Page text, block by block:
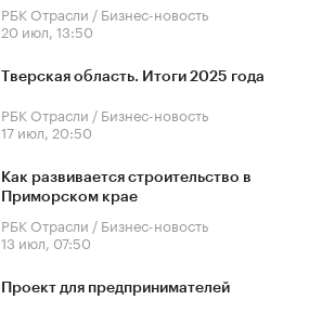
РБК Отрасли / Бизнес-новость
20 июл, 13:50
Тверская область. Итоги 2025 года
РБК Отрасли / Бизнес-новость
17 июл, 20:50
Как развивается строительство в
Приморском крае
РБК Отрасли / Бизнес-новость
13 июл, 07:50
Проект для предпринимателей